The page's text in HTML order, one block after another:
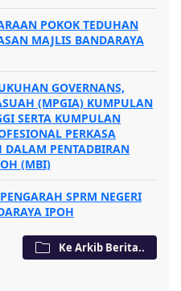
POKOK TEDUHAN
MAJLIS BANDARAYA
GOVERNANS,
(MPGIA) KUMPULAN
SERTA KUMPULAN
PERKASA
PENTADBIRAN
(MBI)
SPRM NEGERI
IPOH
Ke Arkib Berita..